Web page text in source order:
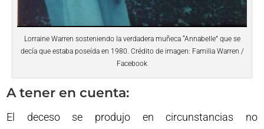
Lorraine Warren sosteniendo la verdadera muñeca “Annabelle” que se
decía que estaba poseída en 1980. Crédito de imagen: Familia Warren /
Facebook
A tener en cuenta:
El deceso se produjo en circunstancias no